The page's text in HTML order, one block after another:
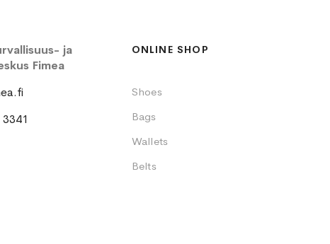
ja
Fimea
ONLINE SHOP
Shoes
Bags
Wallets
Belts